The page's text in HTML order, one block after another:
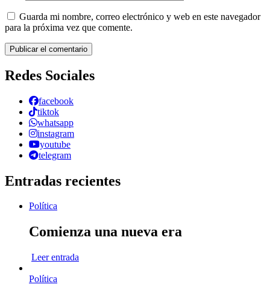
Guarda mi nombre, correo electrónico y web en este navegador
para la próxima vez que comente.
Redes Sociales
facebook
tiktok
whatsapp
instagram
youtube
telegram
Entradas recientes
Política
Comienza una nueva era
Leer entrada
Política